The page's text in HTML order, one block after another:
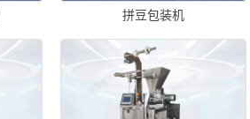
拼豆包装机